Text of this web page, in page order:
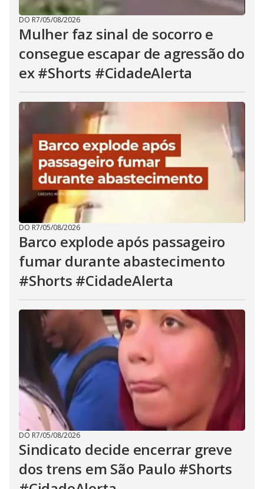
DO R7/05/08/2026
Mulher faz sinal de socorro e
consegue escapar de agressão do
ex #Shorts #CidadeAlerta
DO R7/05/08/2026
Barco explode após passageiro
fumar durante abastecimento
#Shorts #CidadeAlerta
DO R7/05/08/2026
Sindicato decide encerrar greve
dos trens em São Paulo #Shorts